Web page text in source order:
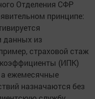
Отделения СФР
принципе:
данных из
страховой стаж
(ИПК)
а ежемесячные
назначаются без